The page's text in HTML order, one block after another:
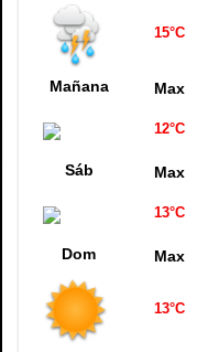
15°C
Mañana Max
12°C
Sáb Max
13°C
Dom Max
13°C